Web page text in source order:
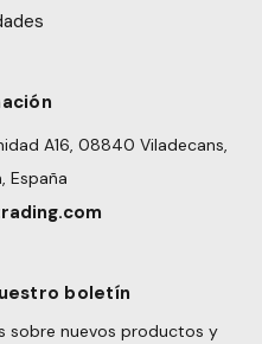
A16, 08840 Viladecans,
España
boletín
sobre nuevos productos y